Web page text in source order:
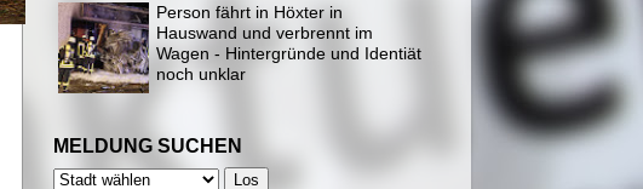
Person fährt in Höxter in
Hauswand und verbrennt im
Wagen - Hintergründe und Identiät
noch unklar
MELDUNG SUCHEN